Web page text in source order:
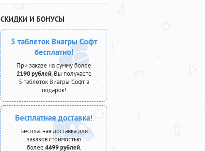
СКИДКИ И БОНУСЫ
5 таблеток Виагры Софт
бесплатно!
При заказе на сумму более
2190 рублей, Вы получаете
5 таблеток Виагры Софт в
подарок!
Бесплатная доставка!
Бесплатная доставка для
заказов стоимостью
более 4499 рублей.